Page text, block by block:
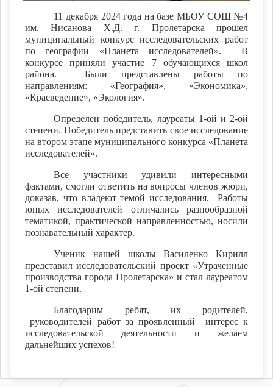
11 декабря 2024 года на базе МБОУ СОШ №4
им. Нисанова Х.Д. г. Пролетарска прошел
муниципальный конкурс исследовательских работ
по географии «Планета исследователей». В
конкурсе приняли участие 7 обучающихся школ
района. Были представлены работы по
направлениям: «География», «Экономика»,
«Краеведение», «Экология».
Определен победитель, лауреаты 1-ой и 2-ой
степени. Победитель представить свое исследование
на втором этапе муниципального конкурса «Планета
исследователей».
Все участники удивили интересными
фактами, смогли ответить на вопросы членов жюри,
доказав, что владеют темой исследования. Работы
юных исследователей отличались разнообразной
тематикой, практической направленностью, носили
познавательный характер.
Ученик нашей школы Василенко Кирилл
представил исследовательский проект «Утраченные
производства города Пролетарска» и стал лауреатом
1-ой степени.
Благодарим ребят, их родителей,
руководителей работ за проявленный интерес к
исследовательской деятельности и желаем
дальнейших успехов!